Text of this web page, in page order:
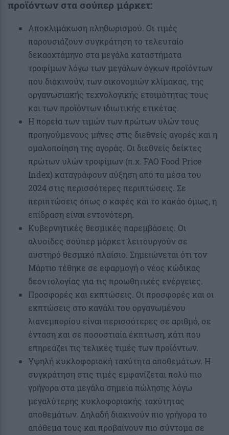
προϊόντων στα σούπερ μάρκετ:
Αποκλιμάκωση πληθωρισμού. Οι τιμές
παρουσιάζουν συγκράτηση το τελευταίο
δεκαοχτάμηνο στα μεγάλα καταστήματα
τροφίμων λόγω των μεγάλων όγκων προϊόντων
που διακινούν, των οικονομιών κλίμακας, της
οργανωσιακής τεχνολογικής ετοιμότητας τους
και των προϊόντων ιδιωτικής ετικέτας.
Η πορεία των τιμών των πρώτων υλών τους
προηγούμενους μήνες στις διεθνείς αγορές και η
ομαλοποίηση της αγοράς. Οι διεθνείς δείκτες
πρώτων υλών τροφίμων (π.χ. FAO Food Price
Index) καταγράφουν αύξηση από τα μέσα του
2024 στις περισσότερες περιπτώσεις. Σε
περιπτώσεις όπως ο καφές και το κακάο όμως, η
επίδραση είναι εντονότερη.
Κυβερνητικές θεσμικές παρεμβάσεις. Οι
αλυσίδες σούπερ μάρκετ λειτουργούν σε
αυστηρό θεσμικό πλαίσιο. Σημειώνεται ότι τον
Μάρτιο τέθηκε σε εφαρμογή ο νέος κώδικας
δεοντολογίας για τις προωθητικές ενέργειες.
Προσφορές και εκπτώσεις. Οι προσφορές και οι
εκπτώσεις στο κανάλι του οργανωμένου
λιανεμπορίου είναι περισσότερες σε αριθμό, σε
ένταση και σε ποσοστιαία έκπτωση, κάτι που
επηρεάζει τις τελικές τιμές των προϊόντων.
Υψηλή κυκλοφοριακή ταχύτητα αποθεμάτων. Η
συγκράτηση στις τιμές εμφανίζεται πολύ πιο
γρήγορα στα μεγάλα σημεία πώλησης λόγω
μεγαλύτερης κυκλοφοριακής ταχύτητας
αποθεμάτων. Δηλαδή διακινούν πιο γρήγορα το
απόθεμα τους και προβαίνουν πιο σύντομα σε